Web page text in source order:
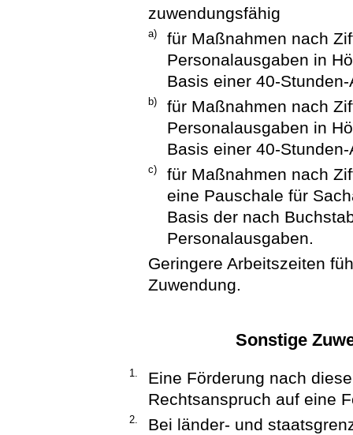
zuwendungsfähig
a)
für Maßnahmen nach
Personalausgaben in
Basis einer 40-
b)
für Maßnahmen nach
Personalausgaben in
Basis einer 40-
c)
für Maßnahmen nach
eine Pauschale für
Basis der nach
Personalausgaben.
Geringere Arbeitszeiten
Zuwendung.
Sonstige
1.
Eine Förderung nach
Rechtsanspruch auf eine
2.
Bei länder- und